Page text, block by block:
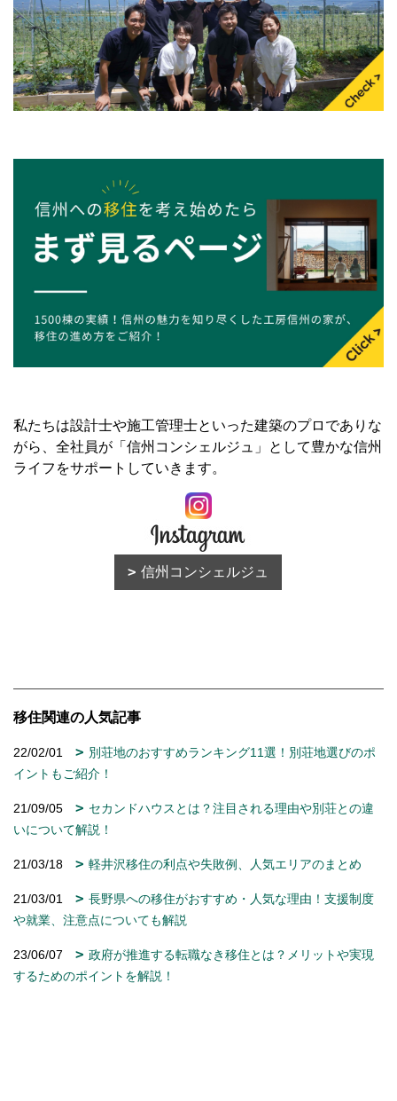
私たちは設計士や施工管理士といった建築のプロでありな
がら、全社員が「信州コンシェルジュ」として豊かな信州
ライフをサポートしていきます。
信州コンシェルジュ
移住関連の人気記事
22/02/01
別荘地のおすすめランキング11選！別荘地選びのポ
イントもご紹介！
21/09/05
セカンドハウスとは？注目される理由や別荘との違
いについて解説！
21/03/18 軽井沢移住の利点や失敗例、人気エリアのまとめ
21/03/01
長野県への移住がおすすめ・人気な理由！支援制度
や就業、注意点についても解説
23/06/07
政府が推進する転職なき移住とは？メリットや実現
するためのポイントを解説！